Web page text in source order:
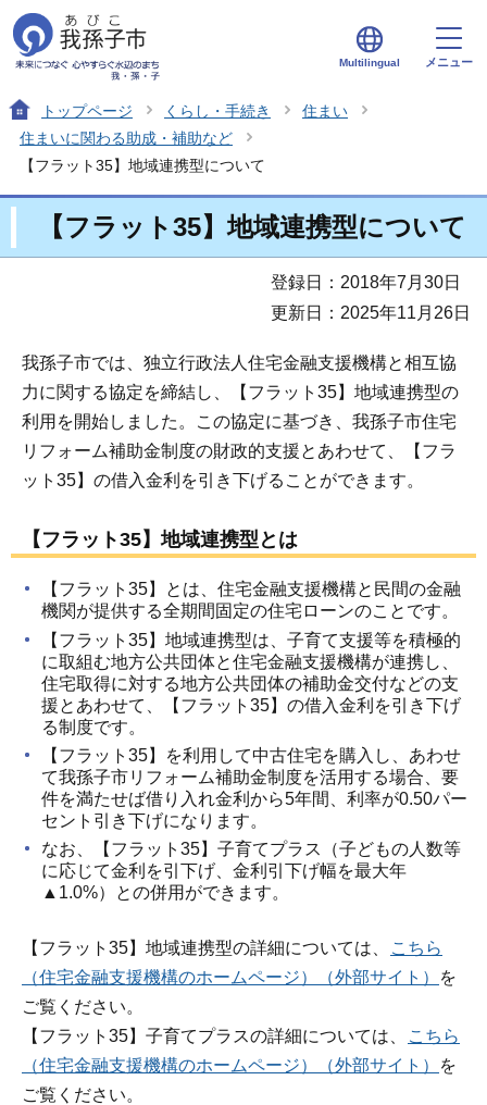
Multilingual メニュー
トップページ くらし・手続き
住まい
住まいに関わる助成・補助など
【フラット35】地域連携型について
【フラット35】地域連携型について
登録日：2018年7月30日
更新日：2025年11月26日
我孫子市では、独立行政法人住宅金融支援機構と相互協
力に関する協定を締結し、【フラット35】地域連携型の
利用を開始しました。この協定に基づき、我孫子市住宅
リフォーム補助金制度の財政的支援とあわせて、【フラ
ット35】の借入金利を引き下げることができます。
【フラット35】地域連携型とは
【フラット35】とは、住宅金融支援機構と民間の金融
機関が提供する全期間固定の住宅ローンのことです。
【フラット35】地域連携型は、子育て支援等を積極的
に取組む地方公共団体と住宅金融支援機構が連携し、
住宅取得に対する地方公共団体の補助金交付などの支
援とあわせて、【フラット35】の借入金利を引き下げ
る制度です。
【フラット35】を利用して中古住宅を購入し、あわせ
て我孫子市リフォーム補助金制度を活用する場合、要
件を満たせば借り入れ金利から5年間、利率が0.50パー
セント引き下げになります。
なお、【フラット35】子育てプラス（子どもの人数等
に応じて金利を引下げ、金利引下げ幅を最大年
▲1.0%）との併用ができます。
【フラット35】地域連携型の詳細については、
こちら
（住宅金融支援機構のホームページ）（外部サイト）
を
ご覧ください。
【フラット35】子育てプラスの詳細については、
こちら
（住宅金融支援機構のホームページ）（外部サイト）
を
ご覧ください。